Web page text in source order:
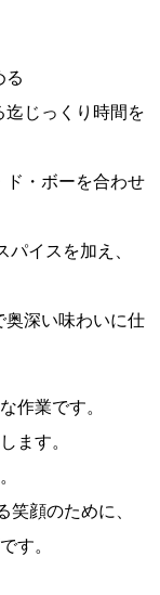
じっくり時間を
・ボーを合わせ
イスを加え、
深い味わいに仕
作業です。
ます。
笑顔のために、
す。